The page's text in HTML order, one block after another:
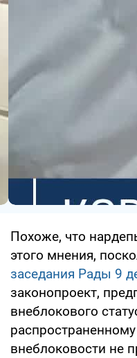
Похоже, что
этого мнения,
заседания Рады 9
законопроект,
внеблокового
внеблоковости не